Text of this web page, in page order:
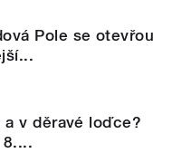
Pole se otevřou
v děravé loďce?